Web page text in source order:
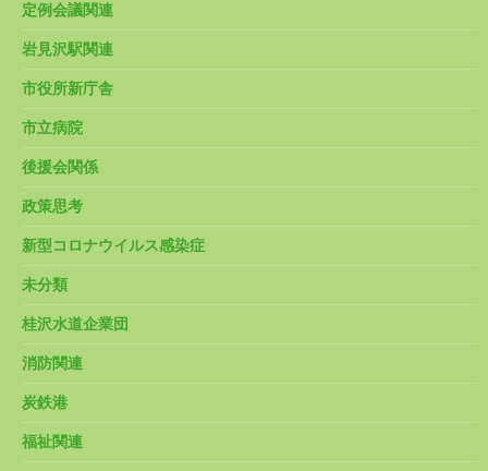
定例会議関連
岩見沢駅関連
市役所新庁舎
市立病院
後援会関係
政策思考
新型コロナウイルス感染症
未分類
桂沢水道企業団
消防関連
炭鉄港
福祉関連